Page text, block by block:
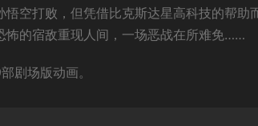
悟空打败，但凭借比克斯达星高科技的帮
怖的宿敌重现人间，一场恶战在所难免……
剧场版动画。